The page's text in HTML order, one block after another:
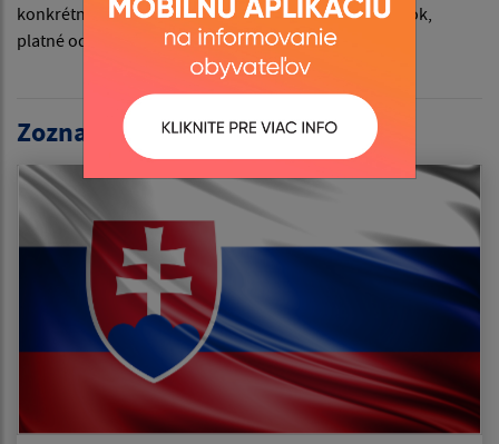
konkrétne časy odchody spojov z jednotlivých zastávok,
platné od 1.7.2026, nawww.cp.sk .
Zoznam aktualít: